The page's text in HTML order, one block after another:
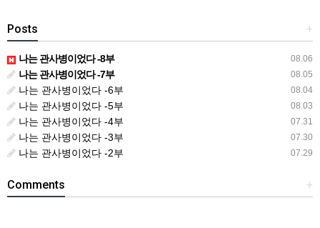
+
Posts
08.06
나는 관사병이었다 -8부
08.05
나는 관사병이었다 -7부
08.04
나는 관사병이었다 -6부
08.03
나는 관사병이었다 -5부
07.31
나는 관사병이었다 -4부
07.30
나는 관사병이었다 -3부
07.29
나는 관사병이었다 -2부
+
Comments